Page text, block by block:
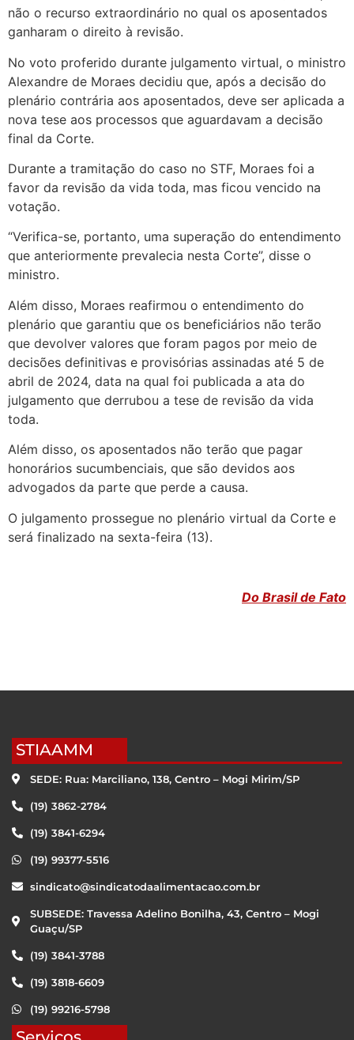
não o recurso extraordinário no qual os aposentados
ganharam o direito à revisão.
No voto proferido durante julgamento virtual, o ministro
Alexandre de Moraes decidiu que, após a decisão do
plenário contrária aos aposentados, deve ser aplicada a
nova tese aos processos que aguardavam a decisão
final da Corte.
Durante a tramitação do caso no STF, Moraes foi a
favor da revisão da vida toda, mas ficou vencido na
votação.
“Verifica-se, portanto, uma superação do entendimento
que anteriormente prevalecia nesta Corte”, disse o
ministro.
Além disso, Moraes reafirmou o entendimento do
plenário que garantiu que os beneficiários não terão
que devolver valores que foram pagos por meio de
decisões definitivas e provisórias assinadas até 5 de
abril de 2024, data na qual foi publicada a ata do
julgamento que derrubou a tese de revisão da vida
toda.
Além disso, os aposentados não terão que pagar
honorários sucumbenciais, que são devidos aos
advogados da parte que perde a causa.
O julgamento prossegue no plenário virtual da Corte e
será finalizado na sexta-feira (13).
Do Brasil de Fato
STIAAMM
SEDE: Rua: Marciliano, 138, Centro – Mogi Mirim/SP
(19) 3862-2784
(19) 3841-6294
(19) 99377-5516
sindicato@sindicatodaalimentacao.com.br
SUBSEDE: Travessa Adelino Bonilha, 43, Centro – Mogi
Guaçu/SP
(19) 3841-3788
(19) 3818-6609
(19) 99216-5798